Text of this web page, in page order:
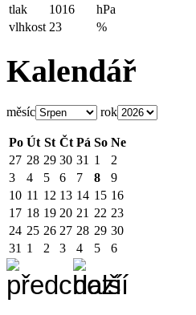
tlak
1016
hPa
vlhkost 23 %
Kalendář
měsíc rok
Po Út St Čt Pá So Ne
27 28 29 30 31 1
2
3
4 5 6 7 8
9
10 11 12 13 14 15 16
17 18 19 20 21 22 23
24 25 26 27 28 29 30
31 1 2 3 4 5 6